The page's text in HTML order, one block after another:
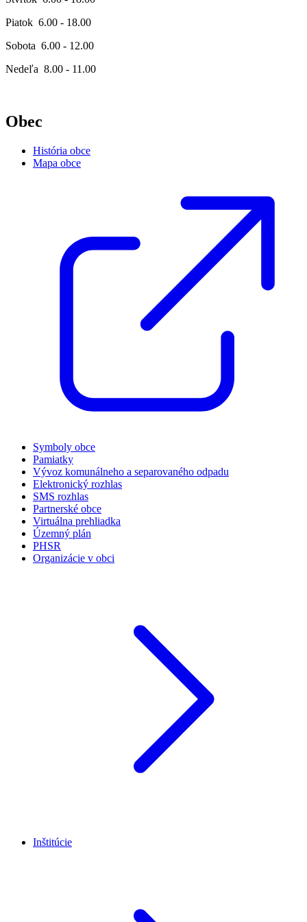
Piatok 6.00 - 18.00
Sobota 6.00 - 12.00
Nedeľa 8.00 - 11.00
Obec
História obce
Mapa obce
Symboly obce
Pamiatky
Vývoz komunálneho a separovaného odpadu
Elektronický rozhlas
SMS rozhlas
Partnerské obce
Virtuálna prehliadka
Územný plán
PHSR
Organizácie v obci
Inštitúcie